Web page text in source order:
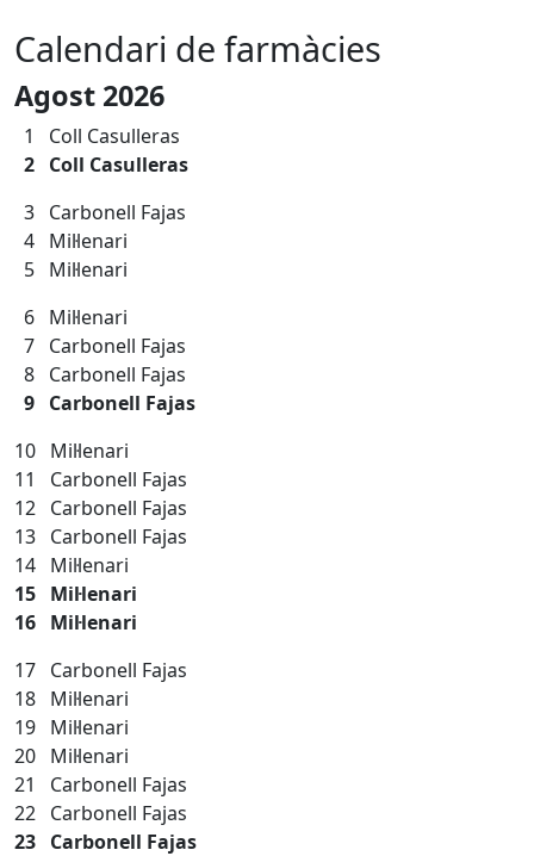
Calendari de farmàcies
Agost 2026
1 Coll Casulleras
2 Coll Casulleras
3 Carbonell Fajas
4 Mil·lenari
5 Mil·lenari
6 Mil·lenari
7 Carbonell Fajas
8 Carbonell Fajas
9 Carbonell Fajas
10 Mil·lenari
11 Carbonell Fajas
12 Carbonell Fajas
13 Carbonell Fajas
14 Mil·lenari
15 Mil·lenari
16 Mil·lenari
17 Carbonell Fajas
18 Mil·lenari
19 Mil·lenari
20 Mil·lenari
21 Carbonell Fajas
22 Carbonell Fajas
23 Carbonell Fajas